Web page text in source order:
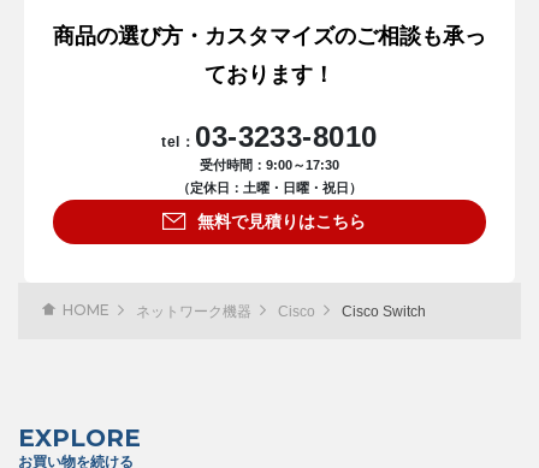
商品の選び方・カスタマイズのご相談も承っ
ております！
tel： 03-3233-8010
受付時間：9:00～17:30
（定休日：土曜・日曜・祝日）
無料で見積りはこちら
HOME ネットワーク機器 Cisco Cisco Switch
EXPLORE
お買い物を続ける